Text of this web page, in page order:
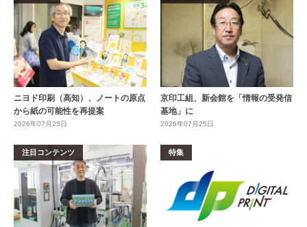
ニヨド印刷（高知）、ノートの原点
から紙の可能性を再提案
2026年07月25日
京印工組、新会館を「情報の受発信
基地」に
2026年07月25日
注目コンテンツ 特集